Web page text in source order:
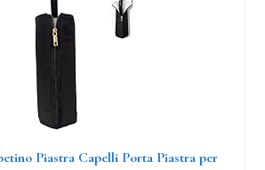
Piastra Capelli Porta Piastra per